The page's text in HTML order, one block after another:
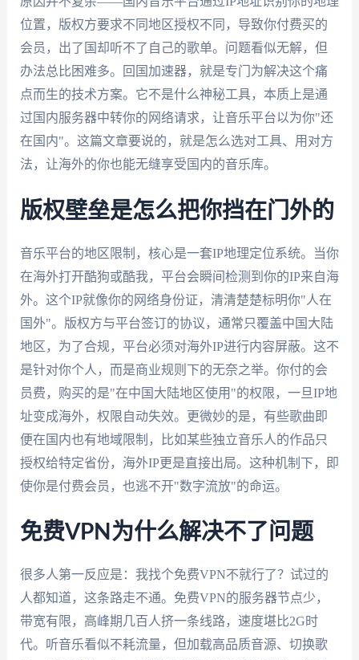
位置，版权方要求不同地区授权不同，导致你付费买的
会员，出了国却听不了自己的歌单。问题看似无解，但
办法总比困难多。回国加速器，就是专门为解决这个痛
点而生的技术方案。它不是什么神秘工具，本质上是通
过国内服务器中转你的网络请求，让音乐平台以为你"还
在国内"。这篇文章要说的，就是怎么选对工具、用对方
法，让海外的你也能无缝享受国内的音乐库。
版权壁垒是怎么把你挡在门外的
音乐平台的地区限制，核心是一套IP地理定位系统。当你
在海外打开酷狗或酷我，平台会瞬间检测到你的IP来自海
外。这个IP就像你的网络身份证，清清楚楚标明你"人在
国外"。版权方与平台签订的协议，通常只覆盖中国大陆
地区，为了合规，平台必须对海外IP进行内容屏蔽。这不
是针对你个人，而是商业规则下的无奈之举。你付的会
员费，购买的是"在中国大陆地区使用"的权限，一旦IP地
址变成海外，权限自动失效。更微妙的是，有些歌曲即
便在国内也有地域限制，比如某些独立音乐人的作品只
授权给特定省份，海外IP更是直接出局。这种机制下，即
使你是付费会员，也逃不开"数字流放"的命运。
免费VPN为什么解决不了问题
很多人第一反应是：我找个免费VPN不就行了？试过的
人都知道，这条路走不通。免费VPN的服务器节点少，
带宽有限，高峰期几百人挤一条线路，速度堪比2G时
代。听音乐看似不耗流量，但加载高品质音源、切换歌